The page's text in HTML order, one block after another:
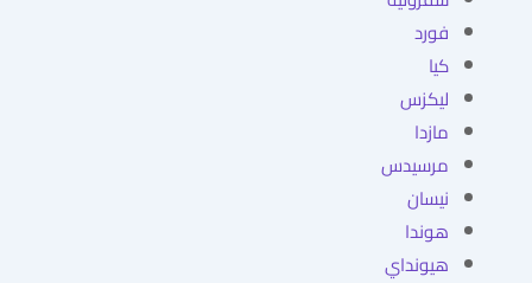
فورد
كيا
ليكزس
مازدا
مرسيدس
نيسان
هوندا
هيونداي